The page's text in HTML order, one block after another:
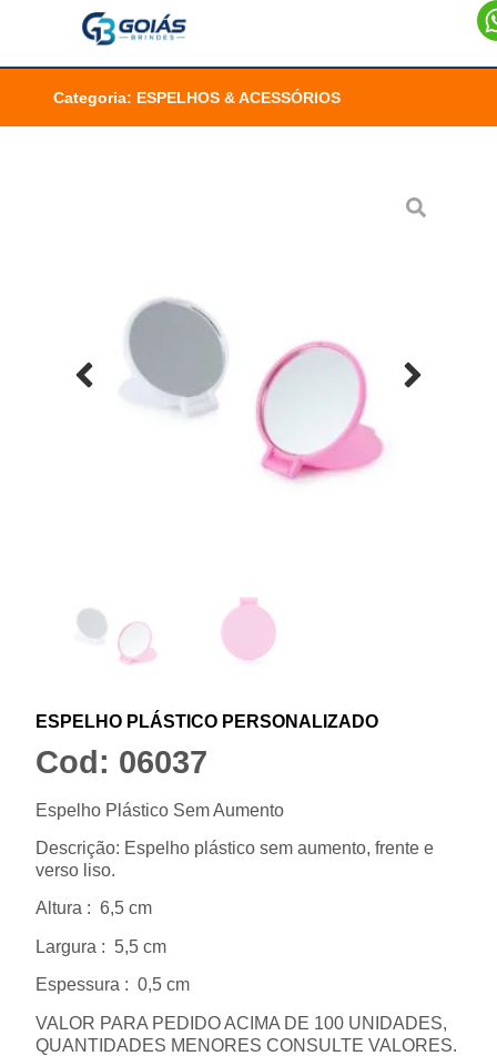
Categoria: ESPELHOS & ACESSÓRIOS
ESPELHO PLÁSTICO PERSONALIZADO
Cod: 06037
Espelho Plástico Sem Aumento
Descrição: Espelho plástico sem aumento, frente e
verso liso.
Altura : 6,5 cm
Largura : 5,5 cm
Espessura : 0,5 cm
VALOR PARA PEDIDO ACIMA DE 100 UNIDADES,
QUANTIDADES MENORES CONSULTE VALORES.